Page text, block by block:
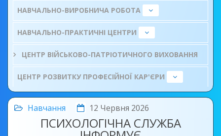
НАВЧАЛЬНО-ВИРОБНИЧА РОБОТА
НАВЧАЛЬНО-ПРАКТИЧНІ ЦЕНТРИ
ЦЕНТР ВІЙСЬКОВО-ПАТРІОТИЧНОГО ВИХОВАННЯ
ЦЕНТР РОЗВИТКУ ПРОФЕСІЙНОЇ КАР'ЄРИ
Навчання 12 Червня 2026
ПСИХОЛОГІЧНА СЛУЖБА